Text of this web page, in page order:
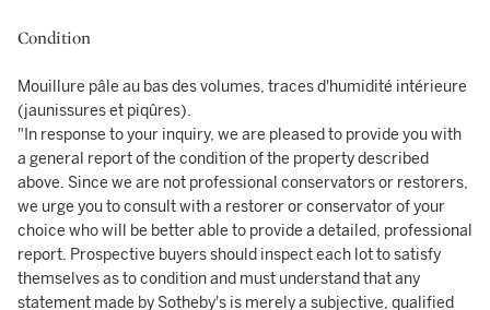
Condition
Mouillure pâle au bas des volumes, traces d'humidité intérieure
(jaunissures et piqûres).
"In response to your inquiry, we are pleased to provide you with
a general report of the condition of the property described
above. Since we are not professional conservators or restorers,
we urge you to consult with a restorer or conservator of your
choice who will be better able to provide a detailed, professional
report. Prospective buyers should inspect each lot to satisfy
themselves as to condition and must understand that any
statement made by Sotheby's is merely a subjective, qualified